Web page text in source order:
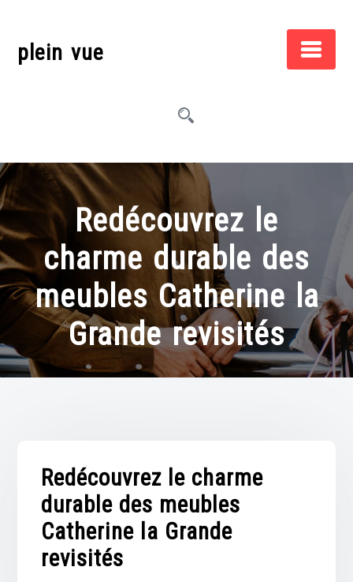
contentplein vue
Redécouvrez le
charme durable des
meubles Catherine la
Grande revisités
Redécouvrez le charme
durable des meubles
Catherine la Grande
revisités